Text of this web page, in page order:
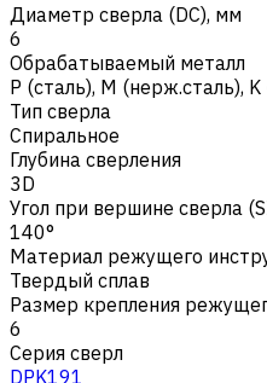
Диаметр сверла (DC), мм
6
Обрабатываемый металл
Р (сталь), M (нерж.сталь), K
Тип сверла
Спиральное
Глубина сверления
3D
Угол при вершине сверла
140°
Материал режущего
Твердый сплав
Размер крепления
6
Серия сверл
DPK191